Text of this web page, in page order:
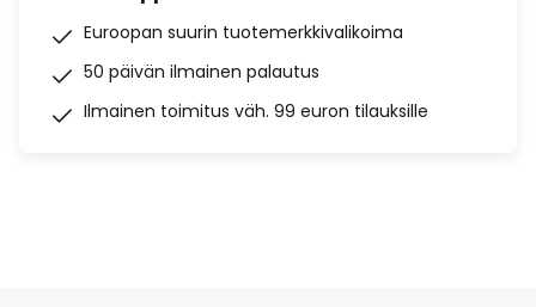
Euroopan suurin tuotemerkkivalikoima
50 päivän ilmainen palautus
Ilmainen toimitus väh. 99 euron tilauksille